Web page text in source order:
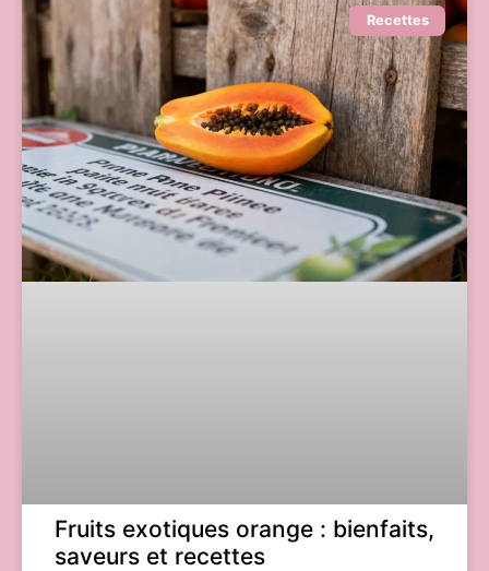
Recettes
Fruits exotiques orange : bienfaits,
saveurs et recettes